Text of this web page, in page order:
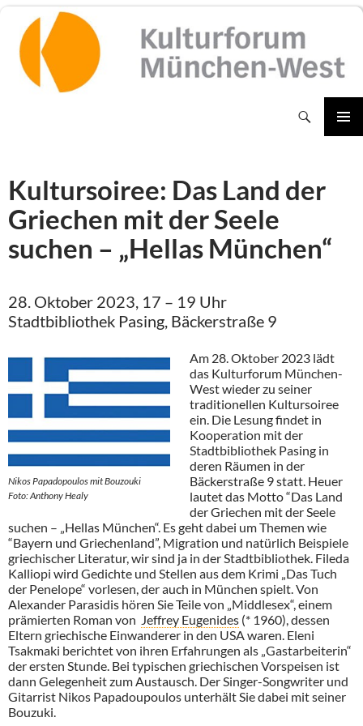
Inhalt
springen
Kultursoiree: Das Land der
Griechen mit der Seele
suchen – „Hellas München“
28. Oktober 2023, 17 – 19 Uhr
Stadtbibliothek Pasing, Bäckerstraße 9
Nikos Papadopoulos mit Bouzouki
Foto: Anthony Healy
Am 28. Oktober 2023 lädt
das Kulturforum München-
West wieder zu seiner
traditionellen Kultursoiree
ein. Die Lesung findet in
Kooperation mit der
Stadtbibliothek Pasing in
deren Räumen in der
Bäckerstraße 9 statt. Heuer
lautet das Motto “Das Land
der Griechen mit der Seele
suchen – „Hellas München“. Es geht dabei um Themen wie
“Bayern und Griechenland”, Migration und natürlich Beispiele
griechischer Literatur, wir sind ja in der Stadtbibliothek. Fileda
Kalliopi wird Gedichte und Stellen aus dem Krimi „Das Tuch
der Penelope“ vorlesen, der auch in München spielt. Von
Alexander Parasidis hören Sie Teile von „Middlesex“, einem
prämierten Roman von Jeffrey Eugenides (* 1960), dessen
Eltern griechische Einwanderer in den USA waren. Eleni
Tsakmaki berichtet von ihren Erfahrungen als „Gastarbeiterin“
der ersten Stunde. Bei typischen griechischen Vorspeisen ist
dann Gelegenheit zum Austausch. Der Singer-Songwriter und
Gitarrist Nikos Papadoupoulos unterhält Sie dabei mit seiner
Bouzuki.